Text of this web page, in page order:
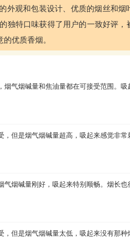
外观和包装设计、优质的烟丝和烟
独特口味获得了用户的一致好评，
优质香烟。
气烟碱量和焦油量都在可接受范围。吸
但是烟气烟碱量超高，吸起来感觉非常
烟碱量刚好，吸起来特别顺畅。烟长也
但是烟气烟碱量太低，吸起来没有那种